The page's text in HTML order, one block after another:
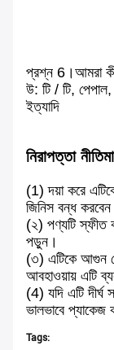
প্রশ্ন 6।আমরা
উ: টি / টি,
ইত্যাদি
নিরাপত্তা
(1) দয়া করে
জিনিস বন্ধ করবেন
(২) পণ্যটি স্ফীত
পড়ুন।
(৩) এটিকে আগুন
আবহাওয়ায় এটি
(4) যদি এটি দীর্ঘ
ভালভাবে
Tags: